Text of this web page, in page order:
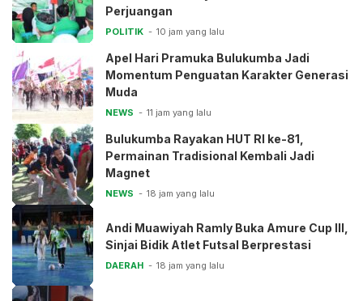
Perjuangan
POLITIK 10 jam yang lalu
Apel Hari Pramuka Bulukumba Jadi
Momentum Penguatan Karakter Generasi
Muda
NEWS 11 jam yang lalu
Bulukumba Rayakan HUT RI ke-81,
Permainan Tradisional Kembali Jadi
Magnet
NEWS 18 jam yang lalu
Andi Muawiyah Ramly Buka Amure Cup III,
Sinjai Bidik Atlet Futsal Berprestasi
DAERAH 18 jam yang lalu